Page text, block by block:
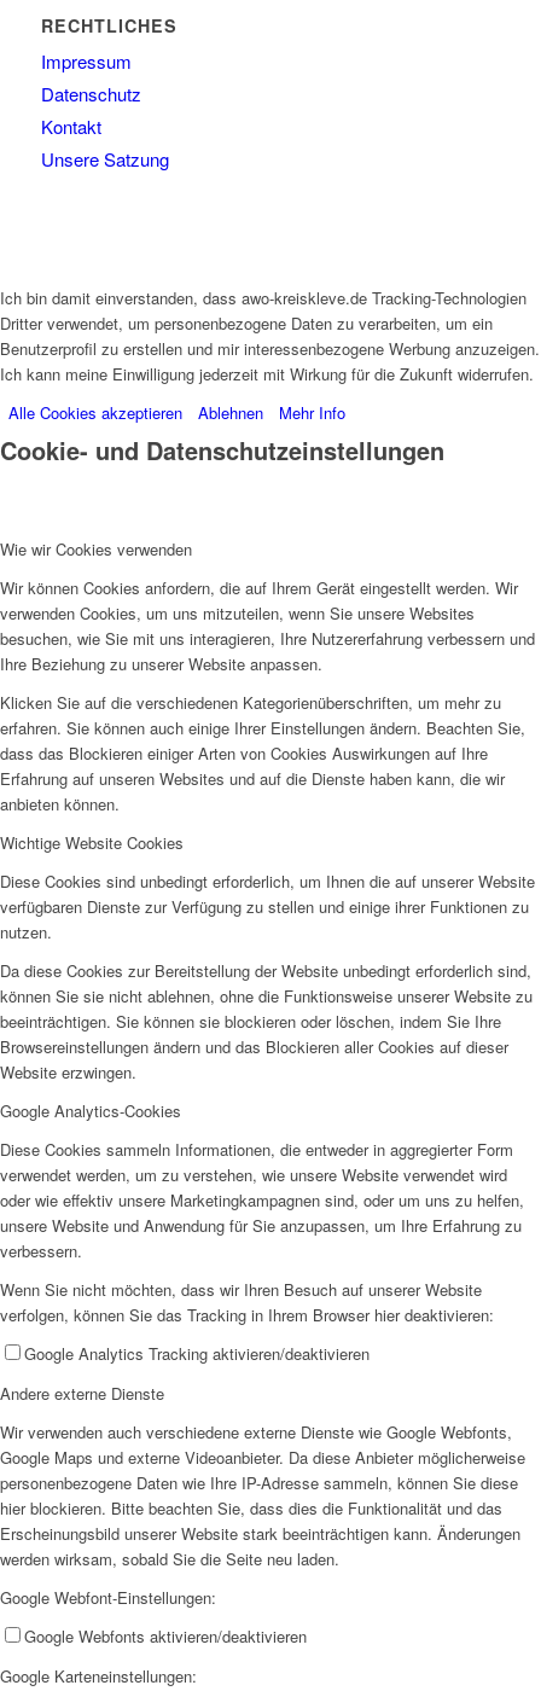
RECHTLICHES
Impressum
Datenschutz
Kontakt
Unsere Satzung
Ich bin damit einverstanden, dass awo-kreiskleve.de Tracking-Technologien
Dritter verwendet, um personenbezogene Daten zu verarbeiten, um ein
Benutzerprofil zu erstellen und mir interessenbezogene Werbung anzuzeigen.
Ich kann meine Einwilligung jederzeit mit Wirkung für die Zukunft widerrufen.
Alle Cookies akzeptieren
Ablehnen Mehr Info
Cookie- und Datenschutzeinstellungen
Wie wir Cookies verwenden
Wir können Cookies anfordern, die auf Ihrem Gerät eingestellt werden. Wir
verwenden Cookies, um uns mitzuteilen, wenn Sie unsere Websites
besuchen, wie Sie mit uns interagieren, Ihre Nutzererfahrung verbessern und
Ihre Beziehung zu unserer Website anpassen.
Klicken Sie auf die verschiedenen Kategorienüberschriften, um mehr zu
erfahren. Sie können auch einige Ihrer Einstellungen ändern. Beachten Sie,
dass das Blockieren einiger Arten von Cookies Auswirkungen auf Ihre
Erfahrung auf unseren Websites und auf die Dienste haben kann, die wir
anbieten können.
Wichtige Website Cookies
Diese Cookies sind unbedingt erforderlich, um Ihnen die auf unserer Website
verfügbaren Dienste zur Verfügung zu stellen und einige ihrer Funktionen zu
nutzen.
Da diese Cookies zur Bereitstellung der Website unbedingt erforderlich sind,
können Sie sie nicht ablehnen, ohne die Funktionsweise unserer Website zu
beeinträchtigen. Sie können sie blockieren oder löschen, indem Sie Ihre
Browsereinstellungen ändern und das Blockieren aller Cookies auf dieser
Website erzwingen.
Google Analytics-Cookies
Diese Cookies sammeln Informationen, die entweder in aggregierter Form
verwendet werden, um zu verstehen, wie unsere Website verwendet wird
oder wie effektiv unsere Marketingkampagnen sind, oder um uns zu helfen,
unsere Website und Anwendung für Sie anzupassen, um Ihre Erfahrung zu
verbessern.
Wenn Sie nicht möchten, dass wir Ihren Besuch auf unserer Website
verfolgen, können Sie das Tracking in Ihrem Browser hier deaktivieren:
Google Analytics Tracking aktivieren/deaktivieren
Andere externe Dienste
Wir verwenden auch verschiedene externe Dienste wie Google Webfonts,
Google Maps und externe Videoanbieter. Da diese Anbieter möglicherweise
personenbezogene Daten wie Ihre IP-Adresse sammeln, können Sie diese
hier blockieren. Bitte beachten Sie, dass dies die Funktionalität und das
Erscheinungsbild unserer Website stark beeinträchtigen kann. Änderungen
werden wirksam, sobald Sie die Seite neu laden.
Google Webfont-Einstellungen:
Google Webfonts aktivieren/deaktivieren
Google Karteneinstellungen: